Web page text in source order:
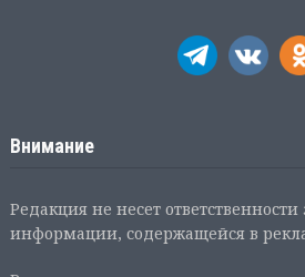
Внимание
Редакция не несет ответственности
информации, содержащейся в